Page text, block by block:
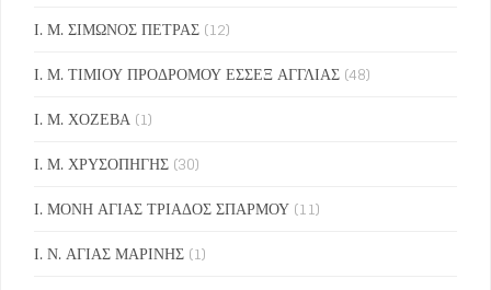
Ι. Μ. ΣΙΜΩΝΟΣ ΠΕΤΡΑΣ (12)
Ι. Μ. ΤΙΜΙΟΥ ΠΡΟΔΡΟΜΟΥ ΕΣΣΕΞ ΑΓΓΛΙΑΣ (48)
Ι. Μ. ΧΟΖΕΒΑ (1)
Ι. Μ. ΧΡΥΣΟΠΗΓΗΣ (30)
Ι. ΜΟΝΗ ΑΓΙΑΣ ΤΡΙΑΔΟΣ ΣΠΑΡΜΟΥ (11)
Ι. Ν. ΑΓΙΑΣ ΜΑΡΙΝΗΣ (1)